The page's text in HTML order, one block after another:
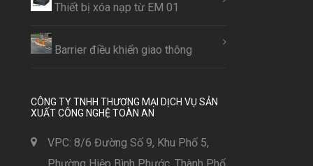
Thiết bị xóa nạp từ EM 01
Barrier điều khiển giao thông
CÔNG TY TNHH THƯƠNG MẠI DỊCH VỤ SẢN
XUẤT CÔNG NGHỆ TOÀN AN
VPC: 8/6 Đường Số 9, Khu Phố 5,